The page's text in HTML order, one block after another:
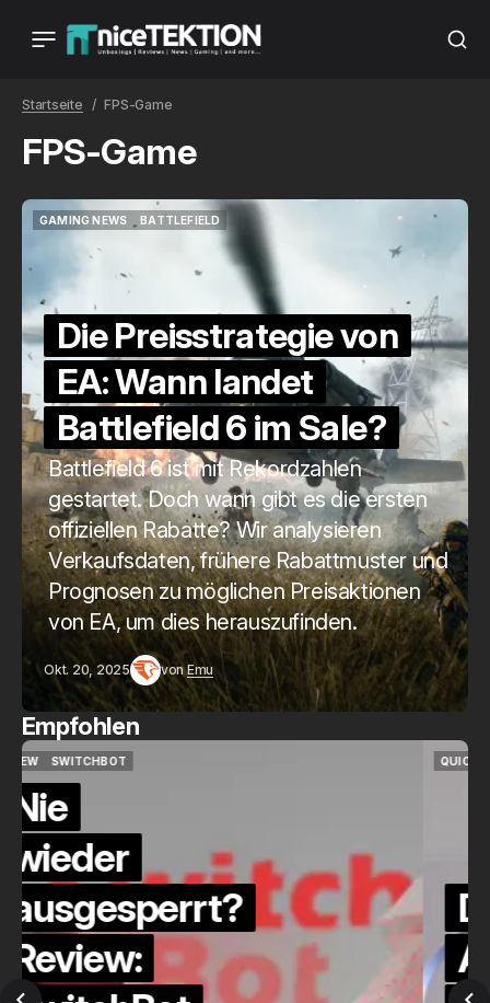
Startseite FPS-Game
FPS-Game
GAMING NEWS
BATTLEFIELD
Die Preisstrategie von
EA: Wann landet
Battlefield 6 im Sale?
Battlefield 6 ist mit Rekordzahlen
gestartet. Doch wann gibt es die ersten
offiziellen Rabatte? Wir analysieren
Verkaufsdaten, frühere Rabattmuster und
Prognosen zu möglichen Preisaktionen
von EA, um dies herauszufinden.
Okt. 20, 2025 vonEmu
Empfohlen
QUICKCHECK
Die Alexa-
Alternative?